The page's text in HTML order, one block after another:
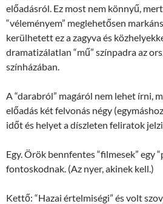
előadásról. Ez most nem könnyű,
“véleményem” meglehetősen
kerülhetett ez a zagyva és
dramatizálatlan “mű” színpadra az
színházában.
A “darabról” magáról nem lehet írni,
előadás két felvonás négy
időt és helyet a díszleten feliratok
Egy. Örök bennfentes “filmesek” egy
fontoskodnak. (Az nyer, akinek kell.)
Kettő: “Hazai értelmiségi” és volt